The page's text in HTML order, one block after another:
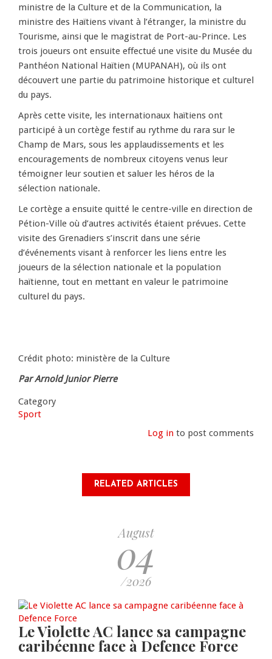
ministre de la Culture et de la Communication, la
ministre des Haïtiens vivant à l’étranger, la ministre du
Tourisme, ainsi que le magistrat de Port-au-Prince. Les
trois joueurs ont ensuite effectué une visite du Musée du
Panthéon National Haïtien (MUPANAH), où ils ont
découvert une partie du patrimoine historique et culturel
du pays.
Après cette visite, les internationaux haïtiens ont
participé à un cortège festif au rythme du rara sur le
Champ de Mars, sous les applaudissements et les
encouragements de nombreux citoyens venus leur
témoigner leur soutien et saluer les héros de la
sélection nationale.
Le cortège a ensuite quitté le centre-ville en direction de
Pétion-Ville où d’autres activités étaient prévues. Cette
visite des Grenadiers s’inscrit dans une série
d’événements visant à renforcer les liens entre les
joueurs de la sélection nationale et la population
haïtienne, tout en mettant en valeur le patrimoine
culturel du pays.
Crédit photo: ministère de la Culture
Par Arnold Junior Pierre
Category
Sport
Log in to post comments
RELATED ARTICLES
August
04
/2026
Le Violette AC lance sa campagne
caribéenne face à Defence Force